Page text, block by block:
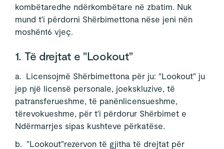
kombëtaredhe ndërkombëtare në zbatim. Nuk
mund t'i përdorni Shërbimettona nëse jeni nën
moshën16 vjeç.
1. Të drejtat e "Lookout"
a. Licensojmë Shërbimettona për ju: "Lookout" ju
jep një licensë personale, joekskluzive, të
patransferueshme, të panënlicensueshme,
tërevokueshme, për t'i përdorur Shërbimet e
Ndërmarrjes sipas kushteve përkatëse.
b. "Lookout"rezervon të gjitha të drejtat për